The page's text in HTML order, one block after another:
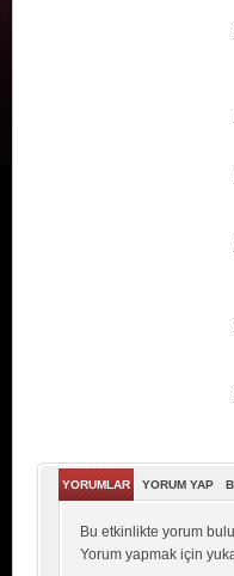
YORUMLAR YORUM YAP
Bu etkinlikte yorum
Yorum yapmak için